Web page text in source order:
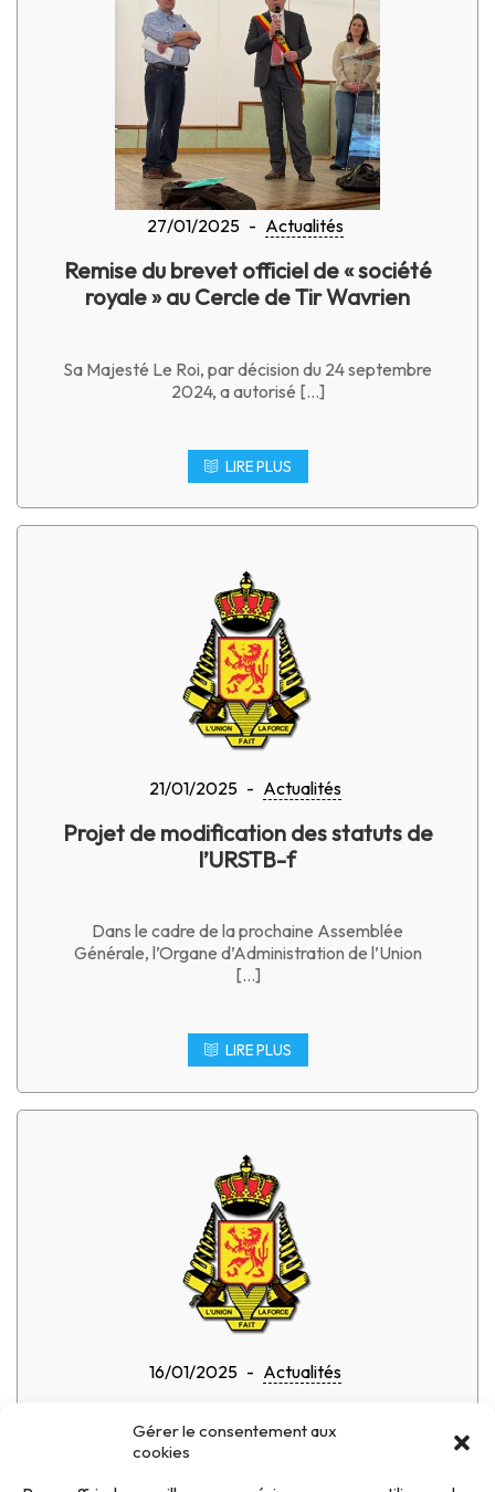
Gérer le consentement aux
cookies
27/01/2025 - Actualités
Remise du brevet officiel de « société
royale » au Cercle de Tir Wavrien
Sa Majesté Le Roi, par décision du 24 septembre
2024, a autorisé […]
LIRE PLUS
21/01/2025 - Actualités
Projet de modification des statuts de
l’URSTB-f
Dans le cadre de la prochaine Assemblée
Générale, l’Organe d’Administration de l’Union
[…]
LIRE PLUS
16/01/2025 - Actualités
demandes d’import, CII et transit